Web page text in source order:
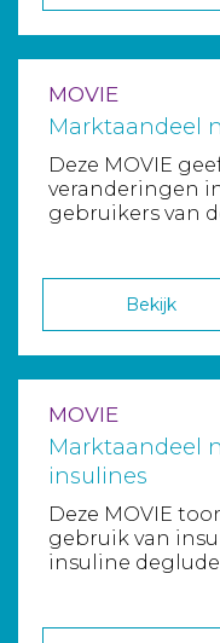
MOVIE
Marktaandeel
Deze MOVIE
veranderingen
gebruikers van
Bekijk
MOVIE
Marktaandeel
insulines
Deze MOVIE
gebruik van
insuline